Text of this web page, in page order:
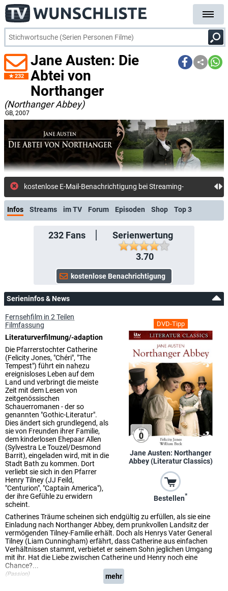
232
Jane Austen: Die
Abtei von
Northanger
(Northanger Abbey)
GB, 2007
Infos Streams im TV Forum Episoden Shop Top 3
232Fans
Serienwertung
3.70
Serieninfos & News
DVD-Tipp
Jane Austen: Northanger
Abbey (Literatur Classics)
Bestellen*
Fernsehfilm in 2 Teilen
Filmfassung
Literaturverfilmung/-adaption
Die Pfarrerstochter Catherine
(Felicity Jones, "Chéri", "The
Tempest") führt ein nahezu
ereignisloses Leben auf dem
Land und verbringt die meiste
Zeit mit dem Lesen von
zeitgenössischen
Schauerromanen - der so
genannten "Gothic-Literatur".
Dies ändert sich grundlegend, als
sie von Freunden ihrer Familie,
dem kinderlosen Ehepaar Allen
(Sylvestra Le Touzel/Desmond
Barrit), eingeladen wird, mit in die
Stadt Bath zu kommen. Dort
verliebt sie sich in den Pfarrer
Henry Tilney (JJ Feild,
"Centurion", "Captain America"),
der ihre Gefühle zu erwidern
scheint.
Catherines Träume scheinen sich endgültig zu erfüllen, als sie eine
Einladung nach Northanger Abbey, dem prunkvollen Landsitz der
vermögenden Tilney-Familie erhält. Doch als Henrys Vater General
Tilney (Liam Cunningham) erfährt, dass Catherine aus einfachen
Verhältnissen stammt, verbietet er seinem Sohn jeglichen Umgang
mit ihr. Hat die Liebe zwischen Catherine und Henry noch eine
Chance?...
(Passion) mehr